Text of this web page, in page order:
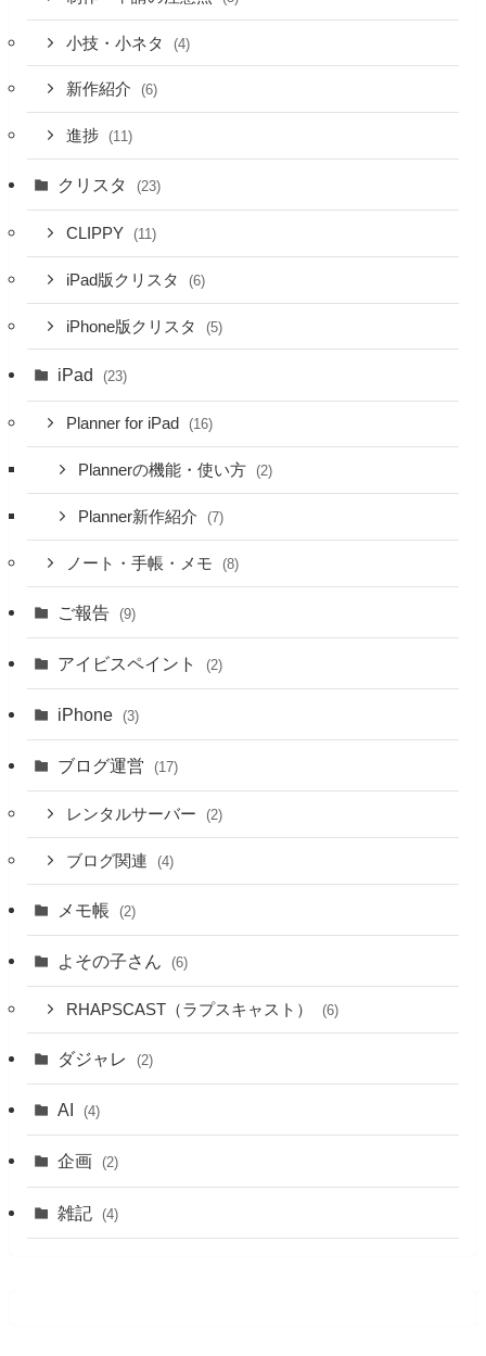
小技・小ネタ (4)
新作紹介 (6)
進捗 (11)
クリスタ (23)
CLIPPY (11)
iPad版クリスタ (6)
iPhone版クリスタ (5)
iPad (23)
Planner for iPad (16)
Plannerの機能・使い方 (2)
Planner新作紹介 (7)
ノート・手帳・メモ (8)
ご報告 (9)
アイビスペイント (2)
iPhone (3)
ブログ運営 (17)
レンタルサーバー (2)
ブログ関連 (4)
メモ帳 (2)
よその子さん (6)
RHAPSCAST（ラプスキャスト） (6)
ダジャレ (2)
AI (4)
企画 (2)
雑記 (4)